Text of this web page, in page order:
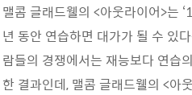
맬콤 글래드웰의 <아웃라이어>는
년 동안 연습하면 대가가 될 수 있
람들의 경쟁에서는 재능보다 연습
한 결과인데, 맬콤 글래드웰의 <아